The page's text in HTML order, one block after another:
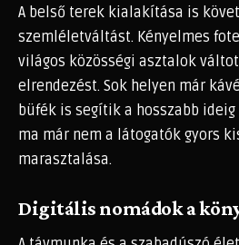
A belső terek kialakítása is
szemléletváltást. Kényelmes
világos közösségi asztalok
elrendezést. Sok helyen már
büfék is segítik a hosszabb
ma már nem a látogatók gyors
marasztalása.
Digitális nomádok a